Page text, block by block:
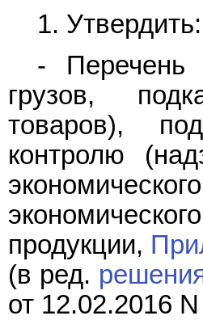
1. Утвердить:
- Перечень
грузов,
товаров),
контролю
продукции,
(в ред.
от 12.02.2016